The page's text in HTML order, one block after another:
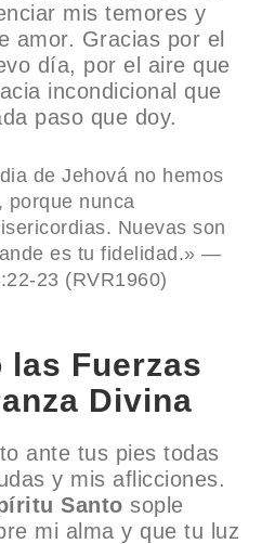
mis temores y
amor. Gracias por el
día, por el aire que
incondicional que
paso que doy.
de Jehová no hemos
porque nunca
Nuevas son
es tu fidelidad.» —
23 (RVR1960)
las Fuerzas
Divina
ante tus pies todas
y mis aflicciones.
Santo sople
mi alma y que tu luz